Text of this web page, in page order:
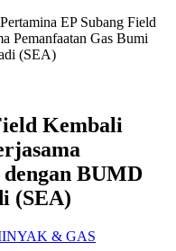
Pertamina EP Subang Field
Pemanfaatan Gas Bumi
(SEA)
Kembali
BUMD
(SEA)
& GAS